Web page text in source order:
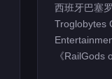
西班牙巴塞
Troglobytes
《RailGods